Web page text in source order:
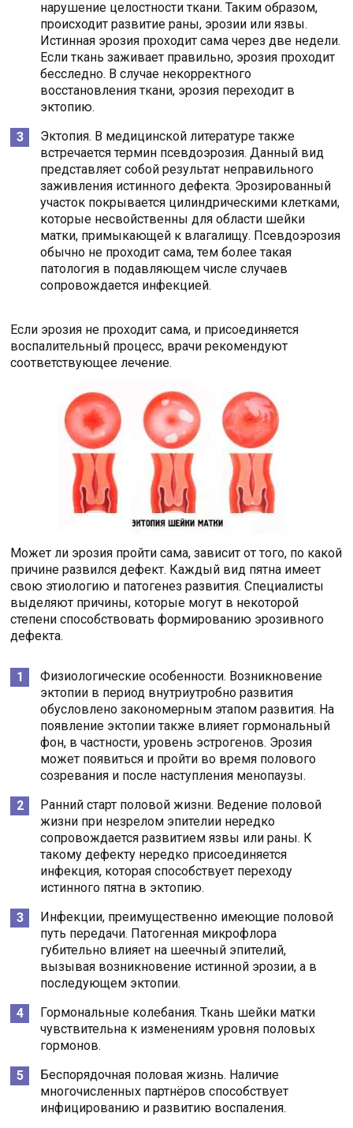
нарушение целостности ткани. Таким образом,
происходит развитие раны, эрозии или язвы.
Истинная эрозия проходит сама через две недели.
Если ткань заживает правильно, эрозия проходит
бесследно. В случае некорректного
восстановления ткани, эрозия переходит в
эктопию.
Эктопия. В медицинской литературе также
встречается термин псевдоэрозия. Данный вид
представляет собой результат неправильного
заживления истинного дефекта. Эрозированный
участок покрывается цилиндрическими клетками,
которые несвойственны для области шейки
матки, примыкающей к влагалищу. Псевдоэрозия
обычно не проходит сама, тем более такая
патология в подавляющем числе случаев
сопровождается инфекцией.
Если эрозия не проходит сама, и присоединяется
воспалительный процесс, врачи рекомендуют
соответствующее лечение.
Может ли эрозия пройти сама, зависит от того, по какой
причине развился дефект. Каждый вид пятна имеет
свою этиологию и патогенез развития. Специалисты
выделяют причины, которые могут в некоторой
степени способствовать формированию эрозивного
дефекта.
Физиологические особенности. Возникновение
эктопии в период внутриутробно развития
обусловлено закономерным этапом развития. На
появление эктопии также влияет гормональный
фон, в частности, уровень эстрогенов. Эрозия
может появиться и пройти во время полового
созревания и после наступления менопаузы.
Ранний старт половой жизни. Ведение половой
жизни при незрелом эпителии нередко
сопровождается развитием язвы или раны. К
такому дефекту нередко присоединяется
инфекция, которая способствует переходу
истинного пятна в эктопию.
Инфекции, преимущественно имеющие половой
путь передачи. Патогенная микрофлора
губительно влияет на шеечный эпителий,
вызывая возникновение истинной эрозии, а в
последующем эктопии.
Гормональные колебания. Ткань шейки матки
чувствительна к изменениям уровня половых
гормонов.
Беспорядочная половая жизнь. Наличие
многочисленных партнёров способствует
инфицированию и развитию воспаления.